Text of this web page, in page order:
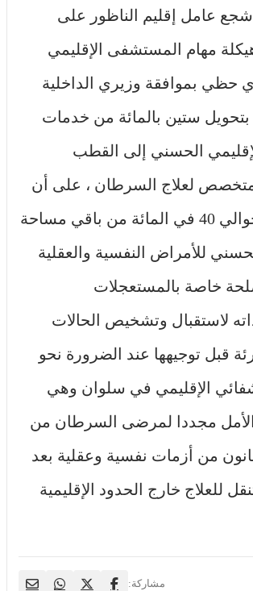
شجع عامل إقليم الناظور على
هيكلة مهام المستشفى الإقليمي
حظي بموافقة وزيري الداخلية
ستين بالمائة من خدمات
الحسني إلى القطب
لعلاج السرطان ، على أن
يتم تخصَيص حوالي 40 في المائة من باقي مساحة
للأمراض النفسية والعقلية
خاصة بالمستعجلات
لاستقبال وتشخيص الحالات
قبل توجيهها عند الضرورة نحو
الإقليمي في سلوان وهي
مجددا لمرضى السرطان من
من أزمات نفسية وعقلية بعد
للعلاج خارج الحدود الإقليمية
مشاركة: